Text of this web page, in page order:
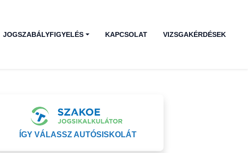
JOGSZABÁLYFIGYELÉS KAPCSOLAT VIZSGAKÉRDÉSEK
ÍGY VÁLASSZ AUTÓSISKOLÁT